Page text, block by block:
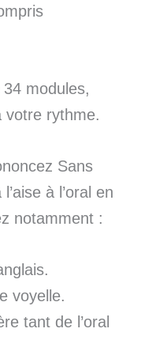
modules,
votre rythme.
Sans
à l’oral en
notamment :
voyelle.
tant de l’oral